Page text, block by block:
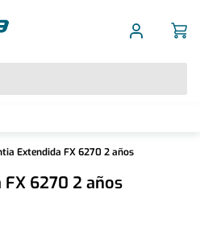
Extendida FX 6270 2 años
6270 2 años